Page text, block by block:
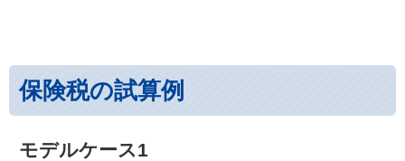
保険税の試算例
モデルケース1